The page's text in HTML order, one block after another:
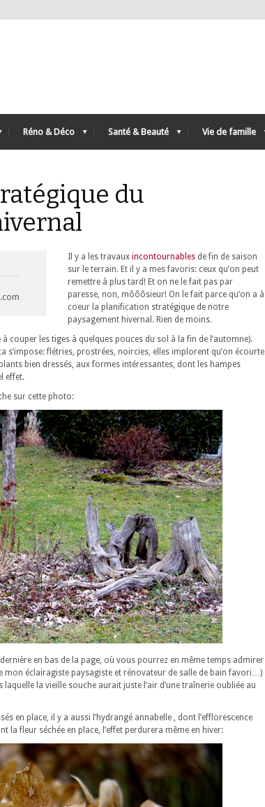
Réno & Déco Santé & Beauté Vie de famille
du
Il y a les travaux incontournables de fin de saison
sur le terrain. Et il y a mes favoris: ceux qu’on peut
remettre à plus tard! Et on ne le fait pas par
paresse, non, môôôsieur! On le fait parce qu’on a à
coeur la planification stratégique de notre
paysagement hivernal. Rien de moins.
couper les tiges à quelques pouces du sol à la fin de l’automne).
s’impose: flétries, prostrées, noircies, elles implorent qu’on écourte
bien dressés, aux formes intéressantes, dont les hampes
effet.
sur cette photo:
en bas de la page, où vous pourrez en même temps admirer
mon éclairagiste paysagiste et rénovateur de salle de bain favori…)
la vieille souche aurait juste l’air d’une traînerie oubliée au
en place, il y a aussi l’hydrangé annabelle , dont l’efflorescence
la fleur séchée en place, l’effet perdurera même en hiver: